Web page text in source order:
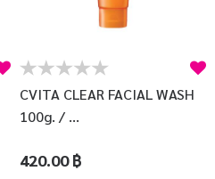
CVITA CLEAR FACIAL WASH
100g. / ...
420.00 ฿